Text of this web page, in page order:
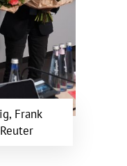
Frank